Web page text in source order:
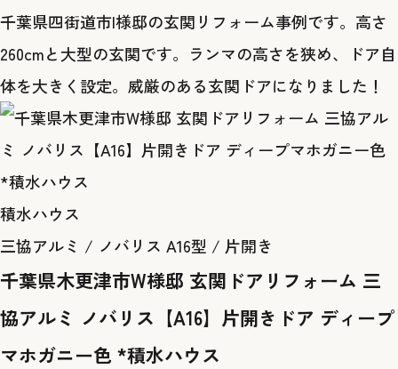
千葉県四街道市I様邸の玄関リフォーム事例です。高さ
260cmと大型の玄関です。ランマの高さを狭め、ドア自
体を大きく設定。威厳のある玄関ドアになりました！
積水ハウス
三協アルミ / ノバリス A16型 / 片開き
千葉県木更津市W様邸 玄関ドアリフォーム 三
協アルミ ノバリス【A16】片開きドア ディープ
マホガニー色 *積水ハウス